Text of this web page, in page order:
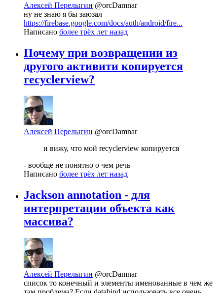
Алексей Перелыгин @orcDamnar
ну не знаю я бы заюзал
https://firebase.google.com/docs/auth/android/fire...
Написано более трёх лет назад
Почему при возвращении из
другого активити копируется
recyclerview?
Алексей Перелыгин @orcDamnar
и вижу, что мой recyclerview копируется
- вообще не понятно о чем речь
Написано более трёх лет назад
Jackson annotation - для
интерпретации объекта как
массива?
Алексей Перелыгин @orcDamnar
список то конечный и элементы именованные в чем же